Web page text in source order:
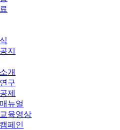
지
개
구
제
뉴얼
육영상
페인